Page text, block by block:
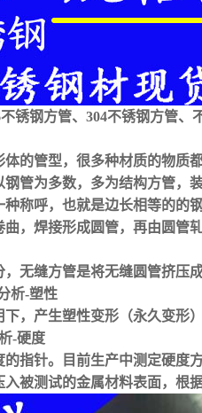
不锈钢方管、304不锈钢方管、
的管型，很多种材质的物质
管为多数，多为结构方管，
种称呼，也就是边长相等的的
，焊接形成圆管，再由圆管
，无缝方管是将无缝圆管挤压
析-塑性
，产生塑性变形（永久变形
-硬度
指针。目前生产中测定硬度
被测试的金属材料表面，根